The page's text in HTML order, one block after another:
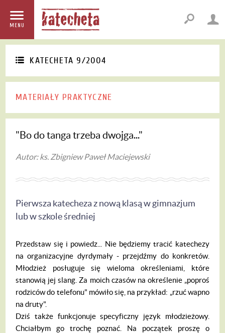
MENU
KATECHETA 9/2004
MATERIAŁY PRAKTYCZNE
"Bo do tanga trzeba dwojga..."
Autor: ks. Zbigniew Paweł Maciejewski
Pierwsza katecheza z nową klasą w gimnazjum
lub w szkole średniej
Przedstaw się i powiedz... Nie będziemy tracić katechezy
na organizacyjne dyrdymały - przejdźmy do konkretów.
Młodzież posługuje się wieloma określeniami, które
stanowią jej slang. Za moich czasów na określenie „poproś
rodziców do telefonu" mówiło się, na przykład: „rzuć wapno
na druty".
Dziś także funkcjonuje specyficzny język młodzieżowy.
Chciałbym go trochę poznać. Na początek proszę o